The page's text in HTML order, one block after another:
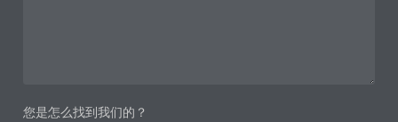
您是怎么找到我们的？